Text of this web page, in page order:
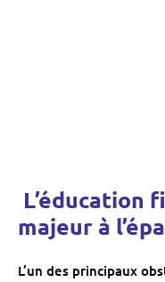
majeur à
L’un des principaux